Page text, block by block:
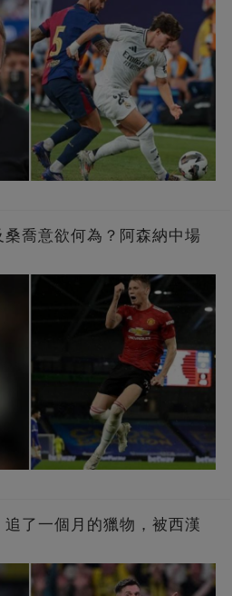
喬意欲何為？阿森納中場
了一個月的獵物，被西漢